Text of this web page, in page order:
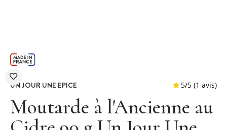
UN JOUR UNE EPICE
Moutarde à l'Ancienne au